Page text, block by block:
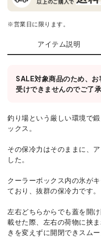
※営業日に限ります。
アイテム説明
SALE対象商品のため、
受けできませんのでご了承
釣り場という厳しい環境で
ックス。
その保冷力はそのままに、
した。
クーラーボックス内の氷が
ており、抜群の保冷力です。
左右どちらからでも蓋を開
載せた際、左右の荷物に挟
きを変えずに開閉できスム